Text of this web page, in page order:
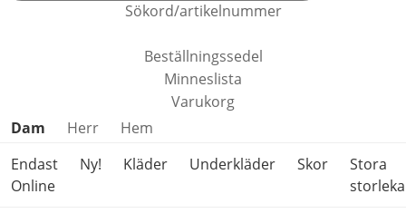
Sökord/artikelnummer
Beställningssedel
Minneslista
Varukorg
Hoppa över produktkategorier
Dam Herr
Hem
Endast
Online
Ny! Kläder Underkläder Skor
Stora